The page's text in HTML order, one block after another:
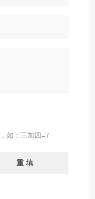
如：三加四=7